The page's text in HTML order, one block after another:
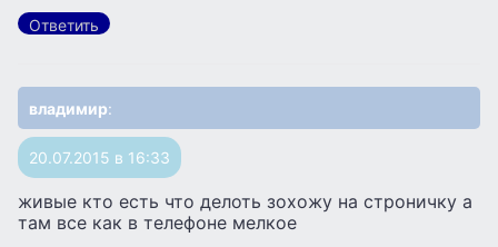
Ответить
владимир:
20.07.2015 в 16:33
живые кто есть что делоть зохожу на строничку а
там все как в телефоне мелкое